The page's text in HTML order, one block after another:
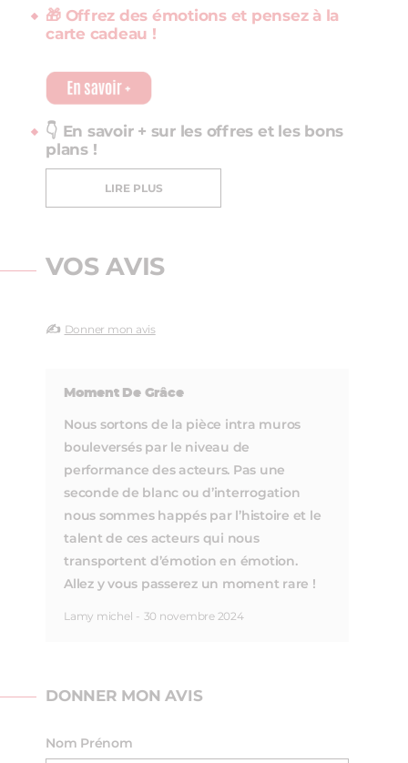
🎁 Offrez des émotions et pensez à la
carte cadeau !
👇 En savoir + sur les offres et les bons
plans !
LIRE PLUS
VOS AVIS
✍️ Donner mon avis
Moment De Grâce
Nous sortons de la pièce intra muros
bouleversés par le niveau de
performance des acteurs. Pas une
seconde de blanc ou d’interrogation
nous sommes happés par l’histoire et le
talent de ces acteurs qui nous
transportent d’émotion en émotion.
Allez y vous passerez un moment rare !
Lamy michel - 30 novembre 2024
DONNER MON AVIS
Nom Prénom